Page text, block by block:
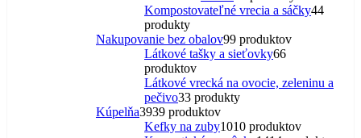
Kompostovateľné vrecia a sáčky44
produkty
Nakupovanie bez obalov99 produktov
Látkové tašky a sieťovky66
produktov
Látkové vrecká na ovocie, zeleninu a
pečivo33 produkty
Kúpelňa3939 produktov
Kefky na zuby1010 produktov